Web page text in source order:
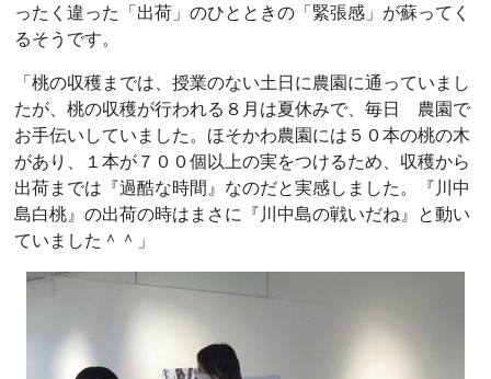
ったく違った「出荷」のひとときの「緊張感」が蘇ってく
るそうです。
「桃の収穫までは、授業のない土日に農園に通っていまし
たが、桃の収穫が行われる８月は夏休みで、毎日 農園で
お手伝いしていました。ほそかわ農園には５０本の桃の木
があり、１本が７００個以上の実をつけるため、収穫から
出荷までは『過酷な時間』なのだと実感しました。『川中
島白桃』の出荷の時はまさに『川中島の戦いだね』と動い
ていました＾＾」